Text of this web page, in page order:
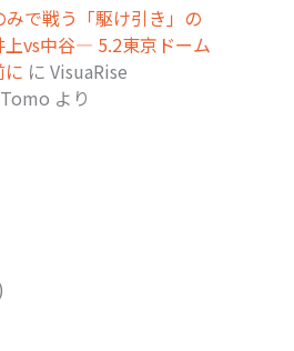
みで戦う「駆け引き」の
上vs中谷― 5.2東京ドーム
に に VisuaRise
より